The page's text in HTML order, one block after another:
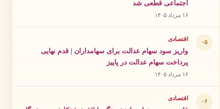
اجتماعی قطعی شد
۱۶ مرداد ۱۴۰۵
۰۵ اقتصادی
واریز سود سهام عدالت برای سهامداران | قدم نهایی
پرداخت سهام عدالت در پاییز
۱۶ مرداد ۱۴۰۵
۰۶ اقتصادی